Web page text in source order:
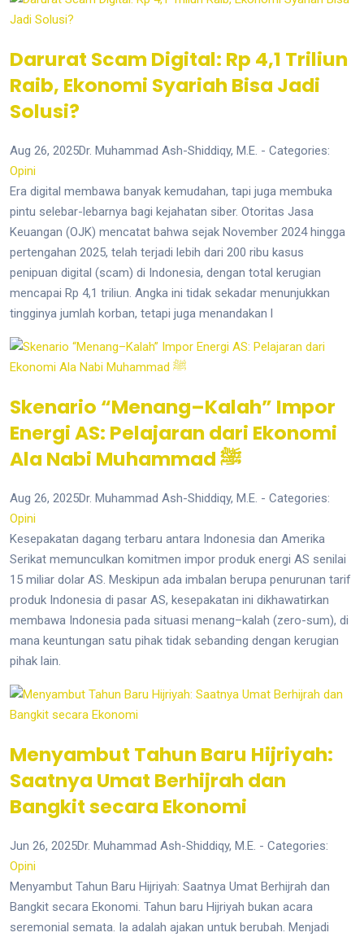
Darurat Scam Digital: Rp 4,1 Triliun
Raib, Ekonomi Syariah Bisa Jadi
Solusi?
Aug 26, 2025Dr. Muhammad Ash-Shiddiqy, M.E. - Categories:
Opini
Era digital membawa banyak kemudahan, tapi juga membuka
pintu selebar-lebarnya bagi kejahatan siber. Otoritas Jasa
Keuangan (OJK) mencatat bahwa sejak November 2024 hingga
pertengahan 2025, telah terjadi lebih dari 200 ribu kasus
penipuan digital (scam) di Indonesia, dengan total kerugian
mencapai Rp 4,1 triliun. Angka ini tidak sekadar menunjukkan
tingginya jumlah korban, tetapi juga menandakan l
Skenario “Menang–Kalah” Impor
Energi AS: Pelajaran dari Ekonomi
Ala Nabi Muhammad ﷺ
Aug 26, 2025Dr. Muhammad Ash-Shiddiqy, M.E. - Categories:
Opini
Kesepakatan dagang terbaru antara Indonesia dan Amerika
Serikat memunculkan komitmen impor produk energi AS senilai
15 miliar dolar AS. Meskipun ada imbalan berupa penurunan tarif
produk Indonesia di pasar AS, kesepakatan ini dikhawatirkan
membawa Indonesia pada situasi menang–kalah (zero-sum), di
mana keuntungan satu pihak tidak sebanding dengan kerugian
pihak lain.
Menyambut Tahun Baru Hijriyah:
Saatnya Umat Berhijrah dan
Bangkit secara Ekonomi
Jun 26, 2025Dr. Muhammad Ash-Shiddiqy, M.E. - Categories:
Opini
Menyambut Tahun Baru Hijriyah: Saatnya Umat Berhijrah dan
Bangkit secara Ekonomi. Tahun baru Hijriyah bukan acara
seremonial semata. Ia adalah ajakan untuk berubah. Menjadi